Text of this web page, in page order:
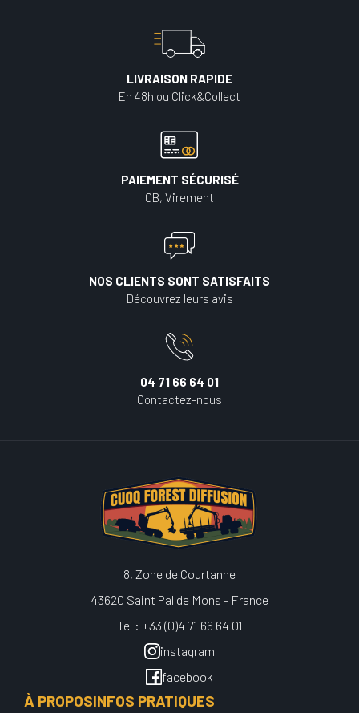
LIVRAISON RAPIDE
En 48h ou Click&Collect
PAIEMENT SÉCURISÉ
CB, Virement
NOS CLIENTS SONT SATISFAITS
Découvrez leurs avis
04 71 66 64 01
Contactez-nous
8, Zone de Courtanne
43620 Saint Pal de Mons - France
Tel : +33 (0)4 71 66 64 01
instagram
facebook
À PROPOSINFOS PRATIQUES